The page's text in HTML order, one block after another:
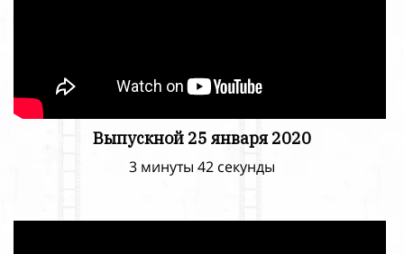
Выпускной 25 января 2020
3 минуты 42 секунды